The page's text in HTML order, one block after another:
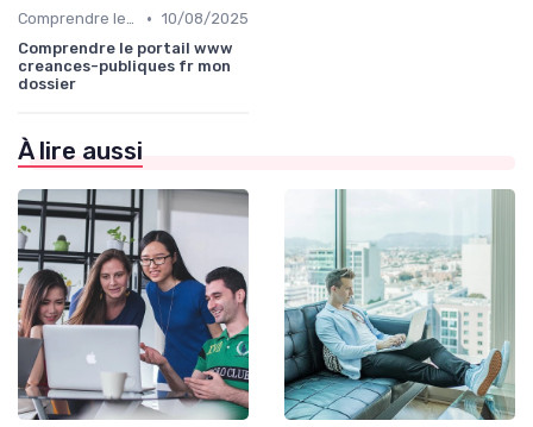
Comprendre le Recouvrement de Créances • 10/08/2025
Comprendre le portail www
creances-publiques fr mon
dossier
À lire aussi